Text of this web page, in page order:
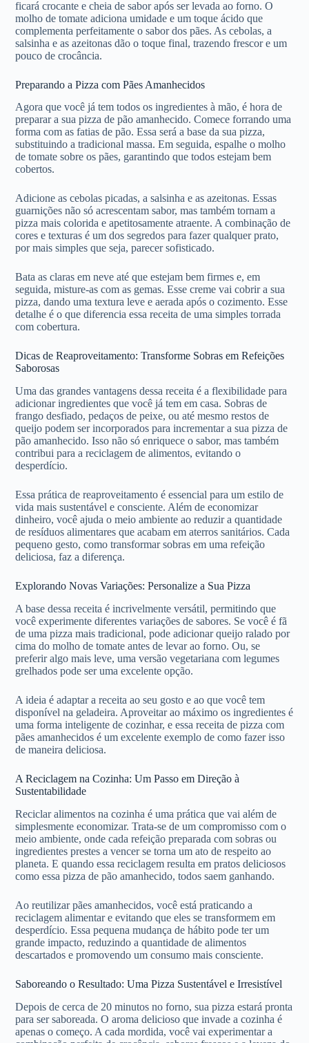
ficará crocante e cheia de sabor após ser levada ao forno. O
molho de tomate adiciona umidade e um toque ácido que
complementa perfeitamente o sabor dos pães. As cebolas, a
salsinha e as azeitonas dão o toque final, trazendo frescor e um
pouco de crocância.
Preparando a Pizza com Pães Amanhecidos
Agora que você já tem todos os ingredientes à mão, é hora de
preparar a sua pizza de pão amanhecido. Comece forrando uma
forma com as fatias de pão. Essa será a base da sua pizza,
substituindo a tradicional massa. Em seguida, espalhe o molho
de tomate sobre os pães, garantindo que todos estejam bem
cobertos.
Adicione as cebolas picadas, a salsinha e as azeitonas. Essas
guarnições não só acrescentam sabor, mas também tornam a
pizza mais colorida e apetitosamente atraente. A combinação de
cores e texturas é um dos segredos para fazer qualquer prato,
por mais simples que seja, parecer sofisticado.
Bata as claras em neve até que estejam bem firmes e, em
seguida, misture-as com as gemas. Esse creme vai cobrir a sua
pizza, dando uma textura leve e aerada após o cozimento. Esse
detalhe é o que diferencia essa receita de uma simples torrada
com cobertura.
Dicas de Reaproveitamento: Transforme Sobras em Refeições
Saborosas
Uma das grandes vantagens dessa receita é a flexibilidade para
adicionar ingredientes que você já tem em casa. Sobras de
frango desfiado, pedaços de peixe, ou até mesmo restos de
queijo podem ser incorporados para incrementar a sua pizza de
pão amanhecido. Isso não só enriquece o sabor, mas também
contribui para a reciclagem de alimentos, evitando o
desperdício.
Essa prática de reaproveitamento é essencial para um estilo de
vida mais sustentável e consciente. Além de economizar
dinheiro, você ajuda o meio ambiente ao reduzir a quantidade
de resíduos alimentares que acabam em aterros sanitários. Cada
pequeno gesto, como transformar sobras em uma refeição
deliciosa, faz a diferença.
Explorando Novas Variações: Personalize a Sua Pizza
A base dessa receita é incrivelmente versátil, permitindo que
você experimente diferentes variações de sabores. Se você é fã
de uma pizza mais tradicional, pode adicionar queijo ralado por
cima do molho de tomate antes de levar ao forno. Ou, se
preferir algo mais leve, uma versão vegetariana com legumes
grelhados pode ser uma excelente opção.
A ideia é adaptar a receita ao seu gosto e ao que você tem
disponível na geladeira. Aproveitar ao máximo os ingredientes é
uma forma inteligente de cozinhar, e essa receita de pizza com
pães amanhecidos é um excelente exemplo de como fazer isso
de maneira deliciosa.
A Reciclagem na Cozinha: Um Passo em Direção à
Sustentabilidade
Reciclar alimentos na cozinha é uma prática que vai além de
simplesmente economizar. Trata-se de um compromisso com o
meio ambiente, onde cada refeição preparada com sobras ou
ingredientes prestes a vencer se torna um ato de respeito ao
planeta. E quando essa reciclagem resulta em pratos deliciosos
como essa pizza de pão amanhecido, todos saem ganhando.
Ao reutilizar pães amanhecidos, você está praticando a
reciclagem alimentar e evitando que eles se transformem em
desperdício. Essa pequena mudança de hábito pode ter um
grande impacto, reduzindo a quantidade de alimentos
descartados e promovendo um consumo mais consciente.
Saboreando o Resultado: Uma Pizza Sustentável e Irresistível
Depois de cerca de 20 minutos no forno, sua pizza estará pronta
para ser saboreada. O aroma delicioso que invade a cozinha é
apenas o começo. A cada mordida, você vai experimentar a